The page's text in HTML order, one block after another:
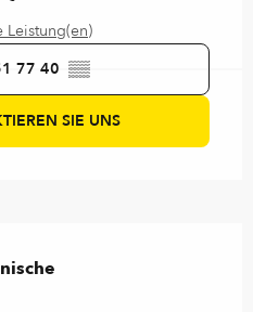
Leistung(en)
77 40 ▒▒
SIE UNS